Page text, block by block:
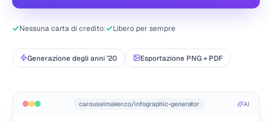
Nessuna carta di credito| Libero per sempre
Generazione degli anni '20 Esportazione PNG + PDF
carouselmaker.co/infographic-generator AI